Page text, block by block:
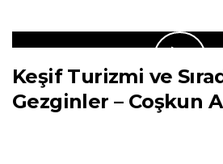
Keşif Turizmi ve
Gezginler – Coşkun